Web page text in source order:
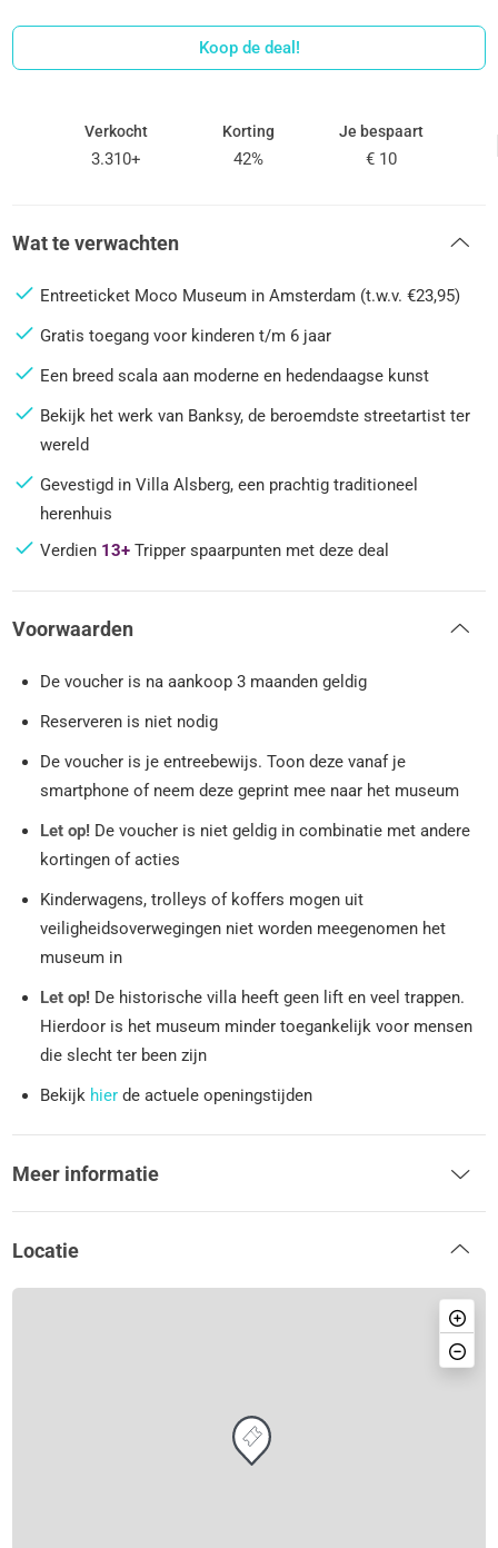
Koop de deal!
Verkocht
3.310+
Korting
42%
Je bespaart
€ 10
Wat te verwachten
Entreeticket Moco Museum in Amsterdam (t.w.v. €23,95)
Gratis toegang voor kinderen t/m 6 jaar
Een breed scala aan moderne en hedendaagse kunst
Bekijk het werk van Banksy, de beroemdste streetartist ter
wereld
Gevestigd in Villa Alsberg, een prachtig traditioneel
herenhuis
Verdien 13+ Tripper spaarpunten met deze deal
Voorwaarden
De voucher is na aankoop 3 maanden geldig
Reserveren is niet nodig
De voucher is je entreebewijs. Toon deze vanaf je
smartphone of neem deze geprint mee naar het museum
Let op! De voucher is niet geldig in combinatie met andere
kortingen of acties
Kinderwagens, trolleys of koffers mogen uit
veiligheidsoverwegingen niet worden meegenomen het
museum in
Let op! De historische villa heeft geen lift en veel trappen.
Hierdoor is het museum minder toegankelijk voor mensen
die slecht ter been zijn
Bekijk hier de actuele openingstijden
Meer informatie
Locatie